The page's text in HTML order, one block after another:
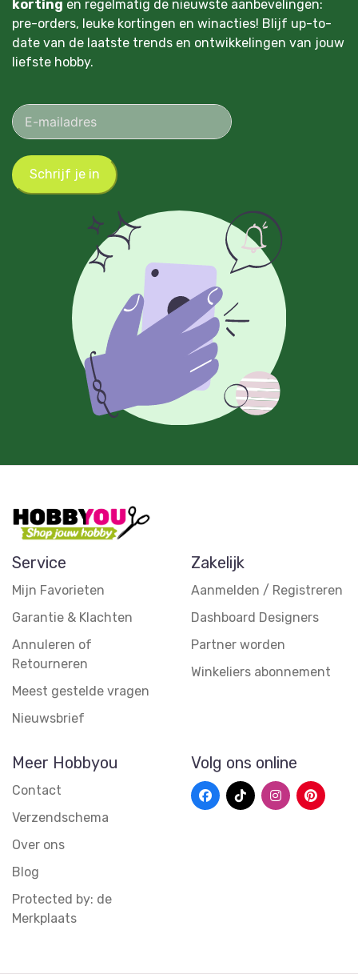
korting en regelmatig de nieuwste aanbevelingen:
pre-orders, leuke kortingen en winacties! Blijf up-to-
date van de laatste trends en ontwikkelingen van jouw
liefste hobby.
Schrijf je in
Service
Mijn Favorieten
Garantie & Klachten
Annuleren of
Retourneren
Meest gestelde vragen
Nieuwsbrief
Zakelijk
Aanmelden / Registreren
Dashboard Designers
Partner worden
Winkeliers abonnement
Meer Hobbyou
Contact
Verzendschema
Over ons
Blog
Protected by: de
Merkplaats
Volg ons online